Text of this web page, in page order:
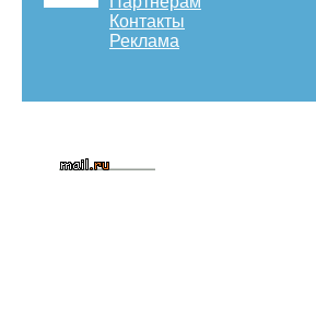
Контакты
Реклама